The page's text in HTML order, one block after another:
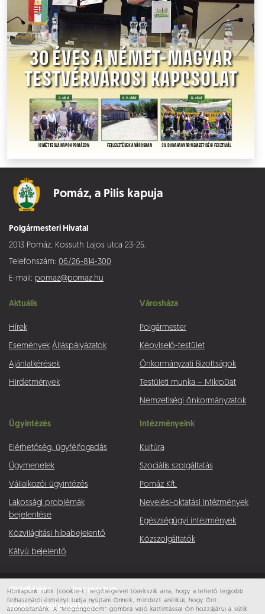
Honlapunk sütik (cookie-k) segítségével törekszik arra, hogy a lehető legjobb
felhasználói élményt tudja nyújtani Önnek, mindezt anélkül, hogy Önt
azonosítanánk. A “Megengedem” gombra való kattintással Ön hozzájárul a sütik
Pomáz, a Pilis kapuja
Polgármesteri Hivatal
2013 Pomáz, Kossuth Lajos utca 23-25.
Telefonszám: 06/26-814-300
E-mail: pomaz@pomaz.hu
Aktuális
Hírek
Események Álláspályázatok
Ajánlatkérések
Hirdetmények
Városháza
Polgármester
Képviselő-testület
Önkormányzati Bizottságok
Testületi munka – MikroDat
Nemzetiségi önkormányzatok
Ügyintézés
Elérhetőség, ügyfélfogadás
Ügymenetek
Vállalkozói ügyintézés
Lakossági problémák
bejelentése
Közvilágítási hibabejelentő
Kátyú bejelentő
Intézményeink
Kultúra
Szociális szolgáltatás
Pomáz Kft.
Nevelési-oktatási intézmények
Egészségügyi intézmények
Közszolgáltatók
Oldaltérkép
Impresszum
Adatvédelmi nyilatkozat